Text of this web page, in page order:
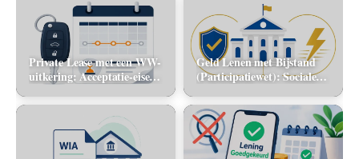
Private Lease met een WW-
uitkering: Acceptatie-eisen
en alternatieve mobiliteit
Geld Lenen met Bijstand
(Participatiewet): Sociale
flitskrediet